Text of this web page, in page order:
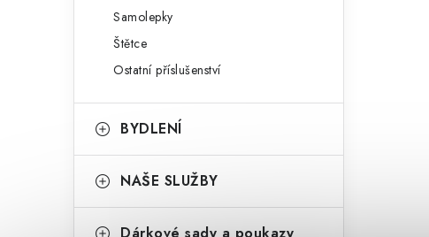
Samolepky
Štětce
Ostatní příslušenství
BYDLENÍ
NAŠE SLUŽBY